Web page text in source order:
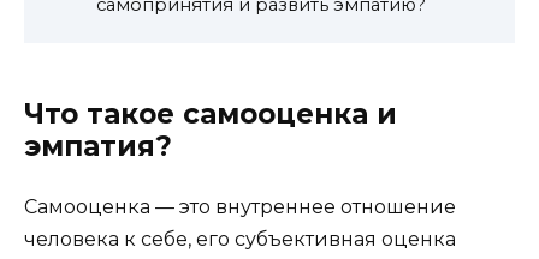
самопринятия и развить эмпатию?
Что такое самооценка и
эмпатия?
Самооценка — это внутреннее отношение
человека к себе, его субъективная оценка